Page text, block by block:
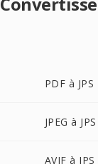
PDF à JPS
JPEG à JPS
AVIF à JPS